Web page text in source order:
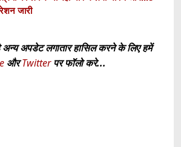
जारी
अपडेट लगातार हासिल करने के लिए हमें
औरTwitterपर फॉलो करे...